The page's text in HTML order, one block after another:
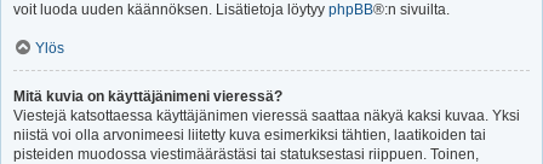
voit luoda uuden käännöksen. Lisätietoja löytyy phpBB®:n sivuilta.
Ylös
Mitä kuvia on käyttäjänimeni vieressä?
Viestejä katsottaessa käyttäjänimen vieressä saattaa näkyä kaksi kuvaa. Yksi
niistä voi olla arvonimeesi liitetty kuva esimerkiksi tähtien, laatikoiden tai
pisteiden muodossa viestimäärästäsi tai statuksestasi riippuen. Toinen,